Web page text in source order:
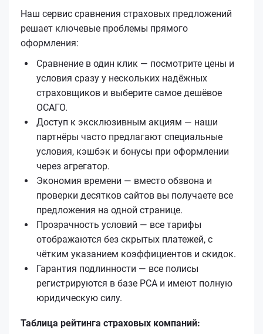
Наш сервис сравнения страховых предложений
решает ключевые проблемы прямого
оформления:
Сравнение в один клик — посмотрите цены и
условия сразу у нескольких надёжных
страховщиков и выберите самое дешёвое
ОСАГО.
Доступ к эксклюзивным акциям — наши
партнёры часто предлагают специальные
условия, кэшбэк и бонусы при оформлении
через агрегатор.
Экономия времени — вместо обзвона и
проверки десятков сайтов вы получаете все
предложения на одной странице.
Прозрачность условий — все тарифы
отображаются без скрытых платежей, с
чётким указанием коэффициентов и скидок.
Гарантия подлинности — все полисы
регистрируются в базе РСА и имеют полную
юридическую силу.
Таблица рейтинга страховых компаний: